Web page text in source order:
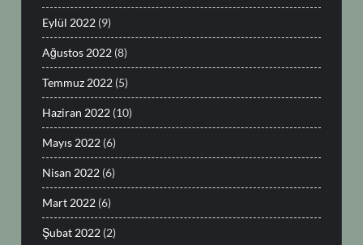
Eylül 2022 (9)
Ağustos 2022 (8)
Temmuz 2022 (5)
Haziran 2022 (10)
Mayıs 2022 (6)
Nisan 2022 (6)
Mart 2022 (6)
Şubat 2022 (2)